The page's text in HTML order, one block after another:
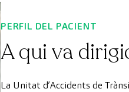
PERFIL DEL PACIENT
A qui va
La Unitat d’Accidents de